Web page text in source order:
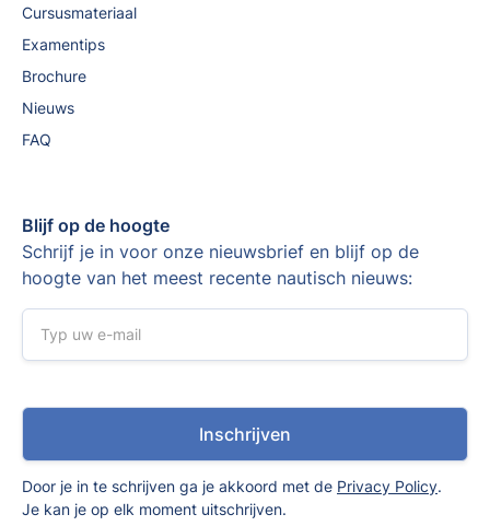
Cursusmateriaal
Examentips
Brochure
Nieuws
FAQ
Blijf op de hoogte
Schrijf je in voor onze nieuwsbrief en blijf op de
hoogte van het meest recente nautisch nieuws:
Door je in te schrijven ga je akkoord met de Privacy Policy.
Je kan je op elk moment uitschrijven.